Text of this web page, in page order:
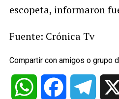
escopeta, informaron
Fuente: Crónica Tv
Compartir con amigos o grupo
WhatsApp Facebook